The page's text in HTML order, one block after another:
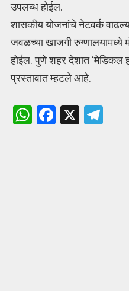
उपलब्ध होईल.
शासकीय योजनांचे नेटवर्क
जवळच्या खाजगी
होईल. पुणे शहर देशात ‘मेडिकल
प्रस्तावात म्हटले आहे.
W F X T